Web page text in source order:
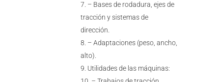
– Bases de rodadura, ejes de
tracción y sistemas de
dirección.
– Adaptaciones (peso, ancho,
alto).
Utilidades de las máquinas: